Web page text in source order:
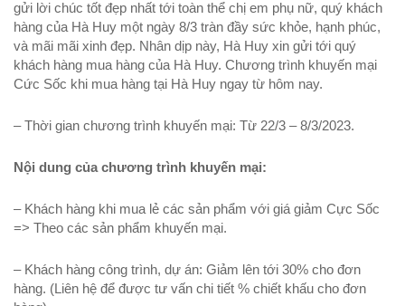
gửi lời chúc tốt đẹp nhất tới toàn thể chị em phụ nữ, quý khách
hàng của Hà Huy một ngày 8/3 tràn đầy sức khỏe, hạnh phúc,
và mãi mãi xinh đẹp. Nhân dịp này, Hà Huy xin gửi tới quý
khách hàng mua hàng của Hà Huy. Chương trình khuyến mại
Cức Sốc khi mua hàng tại Hà Huy ngay từ hôm nay.
– Thời gian chương trình khuyến mại: Từ 22/3 – 8/3/2023.
Nội dung của chương trình khuyến mại:
– Khách hàng khi mua lẻ các sản phẩm với giá giảm Cực Sốc
=> Theo các sản phẩm khuyến mại.
– Khách hàng công trình, dự án: Giảm lên tới 30% cho đơn
hàng. (Liên hệ để được tư vấn chi tiết % chiết khấu cho đơn